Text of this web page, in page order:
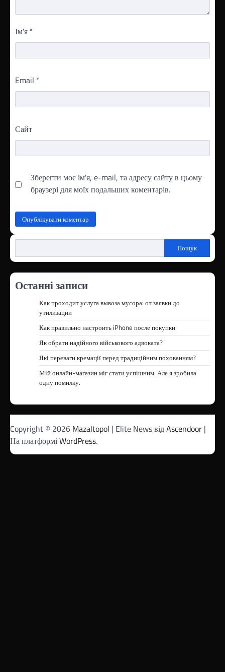
Ім'я *
Email *
Сайт
Зберегти моє ім'я, e-mail, та адресу сайту в цьому
браузері для моїх подальших коментарів.
Пошук
Останні записи
Как проходит услуга вывоза мусора: от заявки до
утилизации
Как правильно настроить iPhone после покупки
Як обрати надійного військового адвоката?
Які переваги кремації перед традиційним похованням?
Мій онлайн-магазин міг стати успішним. Але я зробила
одну помилку.
Copyright © 2026 Mazaltopol | Elite News відAscendoor |
На платформіWordPress.